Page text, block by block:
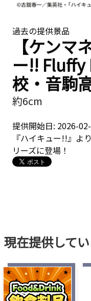
過去の提供景品
【ケンマ
ー!!
校・音駒
約6cm
提供開始日: 2026-
『ハイキュー!!』よ
リーズに登場！
現在提供して